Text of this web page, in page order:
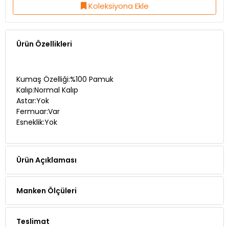
Koleksiyona Ekle
Ürün Özellikleri
Kumaş Özelliği:%100 Pamuk
Kalıp:Normal Kalıp
Astar:Yok
Fermuar:Var
Esneklik:Yok
Ürün Açıklaması
Manken Ölçüleri
Teslimat